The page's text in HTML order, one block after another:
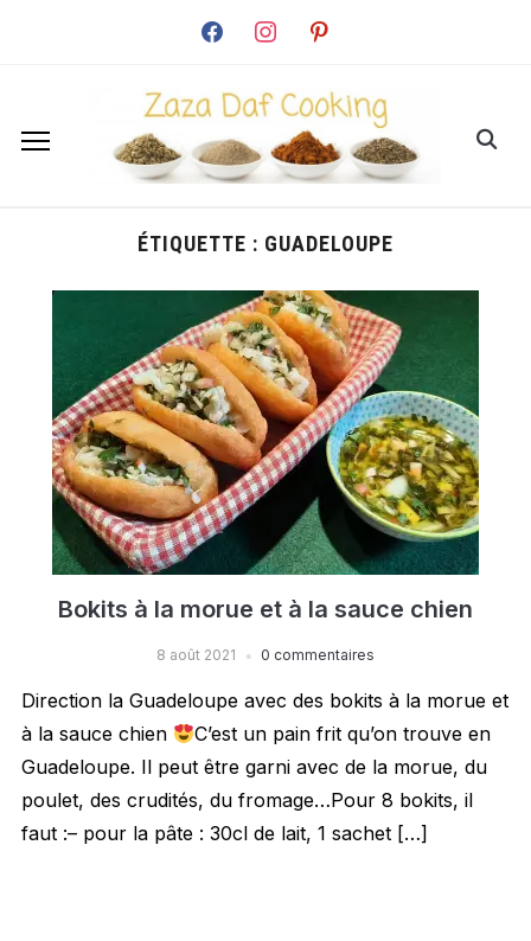
facebook instagrampinterest
ÉTIQUETTE : GUADELOUPE
Bokits à la morue et à la sauce chien
8 août 2021 0 commentaires
Direction la Guadeloupe avec des bokits à la morue et
à la sauce chien
C’est un pain frit qu’on trouve en
Guadeloupe. Il peut être garni avec de la morue, du
poulet, des crudités, du fromage…Pour 8 bokits, il
faut :– pour la pâte : 30cl de lait, 1 sachet […]